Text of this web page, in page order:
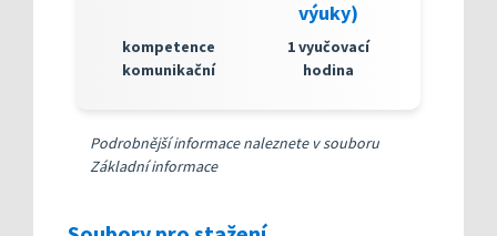
kompetence
komunikační
výuky)
1 vyučovací
hodina
Podrobnější informace naleznete v souboru
Základní informace